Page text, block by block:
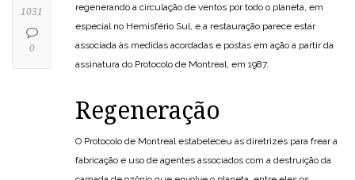
regenerando a circulação de ventos por todo o planeta, em
especial no Hemisfério Sul, e a restauração parece estar
associada às medidas acordadas e postas em ação a partir da
assinatura do Protocolo de Montreal, em 1987.
Regeneração
O Protocolo de Montreal estabeleceu as diretrizes para frear a
fabricação e uso de agentes associados com a destruição da
1031
0